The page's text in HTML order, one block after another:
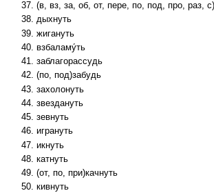
(в, вз, за, об, от, пере, по, под, про, раз,
дыхнуть
жигануть
взбаламу́ть
заблагорассудь
(по, под)забудь
захолонуть
звездануть
зевнуть
игрануть
икнуть
катнуть
(от, по, при)качнуть
кивнуть